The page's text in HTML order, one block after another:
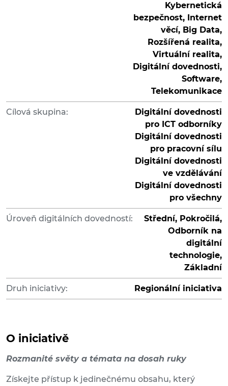
Kybernetická
bezpečnost, Internet
věcí, Big Data,
Rozšířená realita,
Virtuální realita,
Digitální dovednosti,
Software,
Telekomunikace
Cílová skupina:
Digitální dovednosti
pro ICT odborníky
Digitální dovednosti
pro pracovní sílu
Digitální dovednosti
ve vzdělávání
Digitální dovednosti
pro všechny
Úroveň digitálních dovedností:
Střední, Pokročilá,
Odborník na
digitální
technologie,
Základní
Druh iniciativy: Regionální iniciativa
O iniciativě
Rozmanité světy a témata na dosah ruky
Získejte přístup k jedinečnému obsahu, který